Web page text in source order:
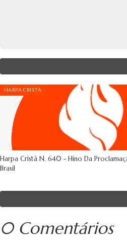
HARPA CRISTÃ
Harpa Cristã N. 640 - Hino Da
Brasil
0 Comentários